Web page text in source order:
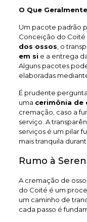
O Que
Um pacote padrão
Conceição do
dos ossos , o
em si e a entrega
Alguns pacotes
elaboradas
É prudente
uma cerimônia de
cremação, caso a
serviço. A
serviços é um pilar
mais tranquila
Rumo à
A cremação de
do Coité é um
um caminho de
cada passo é